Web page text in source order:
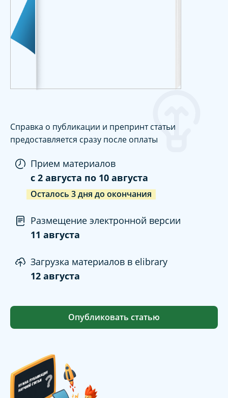
Справка о публикации и препринт статьи
предоставляется сразу после оплаты
Прием материалов
c 2 августа по 10 августа
Осталось 3дня до окончания
Размещение электронной версии
11 августа
Загрузка материалов в elibrary
12 августа
Опубликовать статью